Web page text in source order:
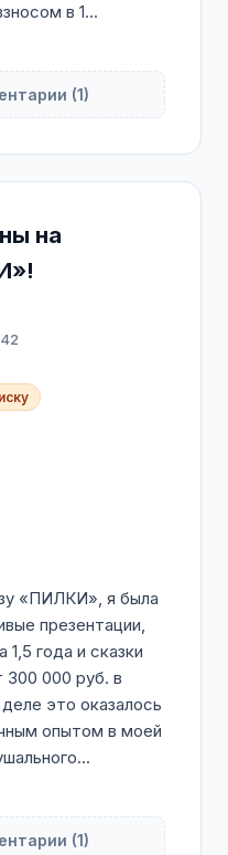
в 1...
(1)
на
«ПИЛКИ», я была
презентации,
года и сказки
300 000 руб. в
это оказалось
опытом в моей
(1)